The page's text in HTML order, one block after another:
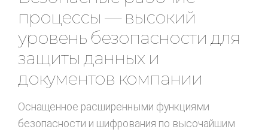
процессы — высокий
уровень безопасности для
защиты данных и
документов компании
Оснащенное расширенными функциями
безопасности и шифрования по высочайшим